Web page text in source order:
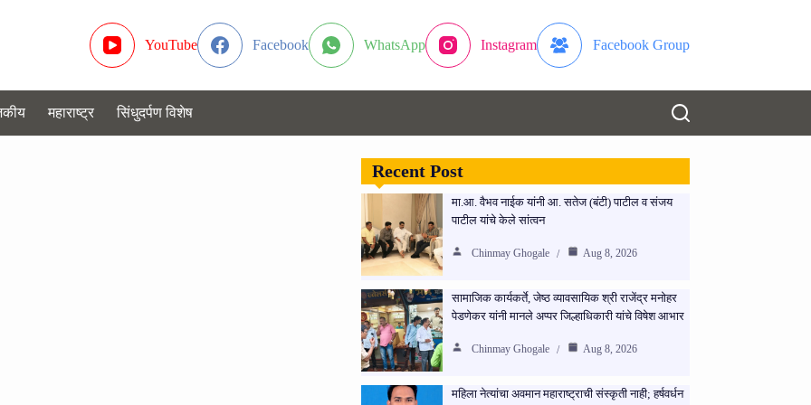
YouTube Facebook WhatsApp Instagram Facebook Group
महाराष्ट्र सिंधुदर्पण विशेष
Recent Post
मा.आ. वैभव नाईक यांनी आ. सतेज (बंटी) पाटील व संजय
पाटील यांचे केले सांत्वन
Chinmay Ghogale Aug 8, 2026
सामाजिक कार्यकर्ते, जेष्ठ व्यावसायिक श्री राजेंद्र मनोहर
पेडणेकर यांनी मानले अप्पर जिल्हाधिकारी यांचे विषेश आभार
Chinmay Ghogale Aug 8, 2026
महिला नेत्यांचा अवमान महाराष्ट्राची संस्कृती नाही; हर्षवर्धन